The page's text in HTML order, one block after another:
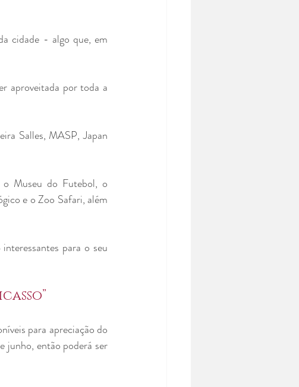
cidade - algo que, em
aproveitada por toda a
Salles, MASP, Japan
o Museu do Futebol, o
e o Zoo Safari, além
para o seu
para apreciação do
junho, então poderá ser